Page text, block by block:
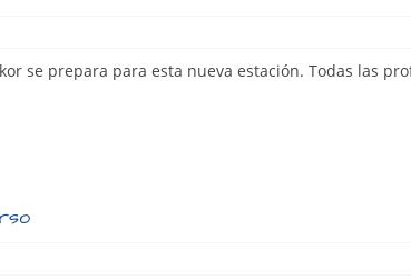
se prepara para esta nueva estación. Todas las